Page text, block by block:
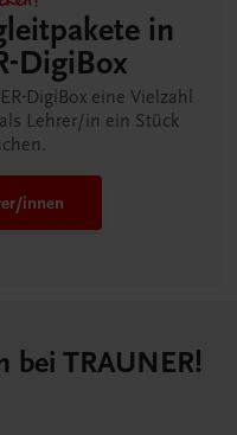
in
DigiBox
DigiBox eine Vielzahl
Lehrer/in ein Stück
innen
TRAUNER!